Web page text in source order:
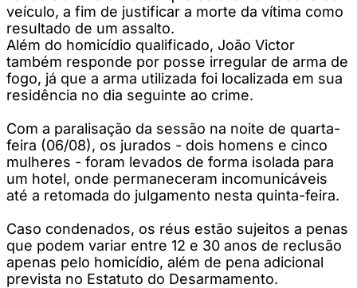
veículo, a fim de justificar a morte da vítima como
resultado de um assalto.
Além do homicídio qualificado, João Victor
também responde por posse irregular de arma de
fogo, já que a arma utilizada foi localizada em sua
residência no dia seguinte ao crime.
Com a paralisação da sessão na noite de quarta-
feira (06/08), os jurados - dois homens e cinco
mulheres - foram levados de forma isolada para
um hotel, onde permaneceram incomunicáveis
até a retomada do julgamento nesta quinta-feira.
Caso condenados, os réus estão sujeitos a penas
que podem variar entre 12 e 30 anos de reclusão
apenas pelo homicídio, além de pena adicional
prevista no Estatuto do Desarmamento.